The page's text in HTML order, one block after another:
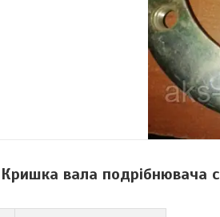
Кришка вала подрібнювача